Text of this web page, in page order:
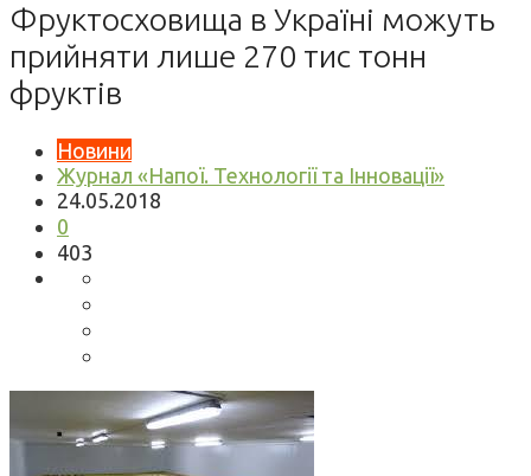
Фруктосховища в Україні можуть
прийняти лише 270 тис тонн
фруктів
Новини
Журнал «Напої. Технології та Інновації»
24.05.2018
0
403